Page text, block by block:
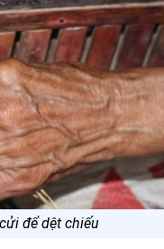
để dệt chiếu